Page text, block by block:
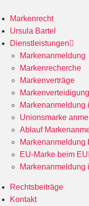
Markenrecht
Ursula Bartel
Dienstleistungen
Markenanmeldung
Markenrecherche
Markenverträge
Markenverteidigung
Markenanmeldung
Unionsmarke
Ablauf
Markenanmeldung
EU-Marke beim
Markenanmeldung
Rechtsbeiträge
Kontakt